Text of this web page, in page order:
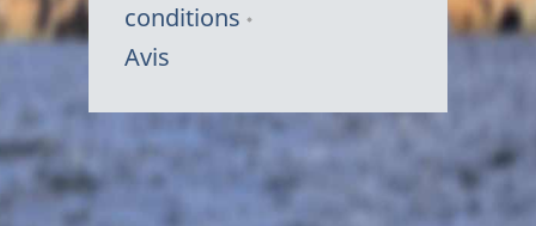
conditions
Avis
Symbole
Canada